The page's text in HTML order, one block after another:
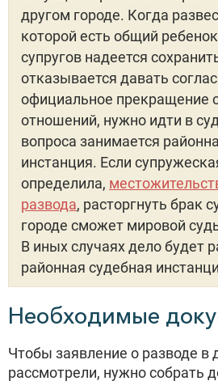
другом городе. Когда
которой есть общий
супругов надеется
отказывается давать
официальное прекращение
отношений, нужно идти в
вопроса занимается
инстанция. Если
определила,
развода, расторгнуть брак
городе сможет мировой
В иных случаях дело будет
районная судебная
Необходимые
Чтобы заявление о разводе в
рассмотрели, нужно собрать